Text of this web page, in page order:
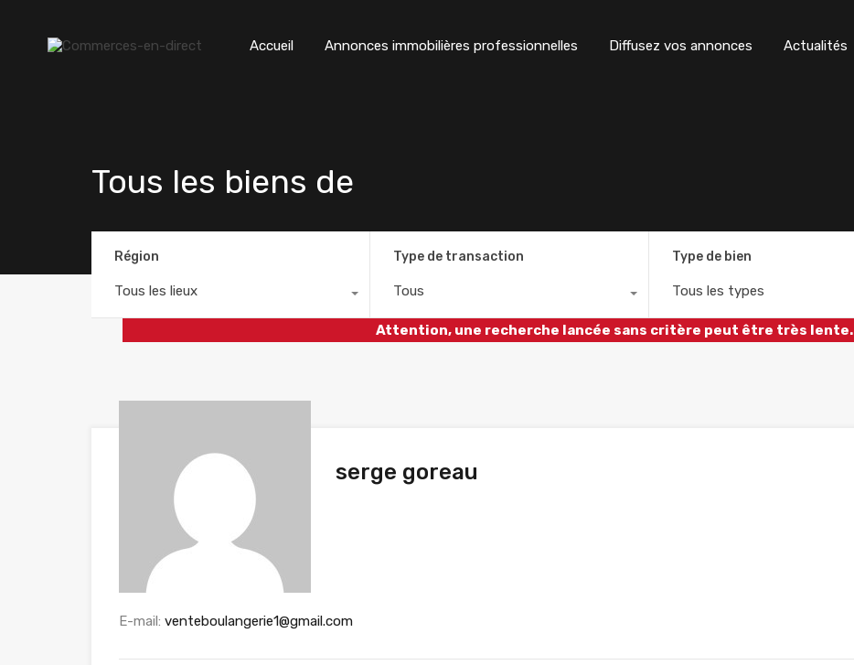
Accueil Annonces immobilières professionnelles Diffusez vos annonces Actualités
Tous les biens de
Région
Tous les lieux
Type de transaction
Tous
Type de bien
Tous les types
Attention, une recherche lancée sans critère peut être très lente.
serge goreau
E-mail: venteboulangerie1@gmail.com